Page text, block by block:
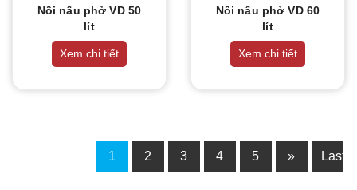
Nồi nấu phở VD 50
lít
Xem chi tiết
Nồi nấu phở VD 60
lít
Xem chi tiết
1 2 3 4 5 » Last